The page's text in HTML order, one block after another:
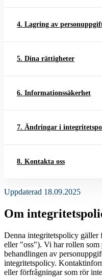
4. Lagring av
5. Dina rättigheter
6. Informationssäkerhet
7. Ändringar i
8. Kontakta oss
Uppdaterad 18.09.2025
Om
Denna integritetspolicy
eller "oss"). Vi har rollen som
behandlingen av
integritetspolicy.
eller förfrågningar som rör